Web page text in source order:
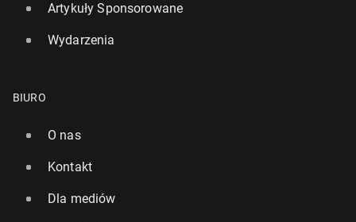
Artykuły Sponsorowane
Wydarzenia
BIURO
O nas
Kontakt
Dla mediów